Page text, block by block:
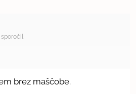
sporočil
brez maščobe.